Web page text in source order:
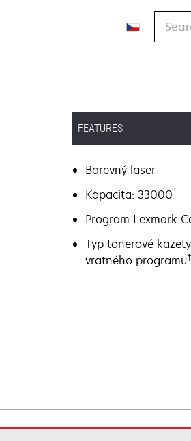
FEATURES
Barevný laser
Kapacita: 33000†
Program Lexmark
Typ tonerové
vratného programu